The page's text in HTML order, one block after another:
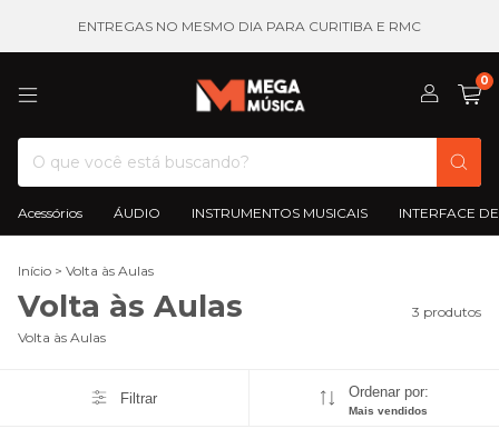
ENTREGAS NO MESMO DIA PARA CURITIBA E RMC
0
Acessórios ÁUDIO INSTRUMENTOS MUSICAIS INTERFACE
Início > Volta às Aulas
Volta às Aulas
3 produtos
Volta às Aulas
Filtrar Ordenar por:
Mais vendidos